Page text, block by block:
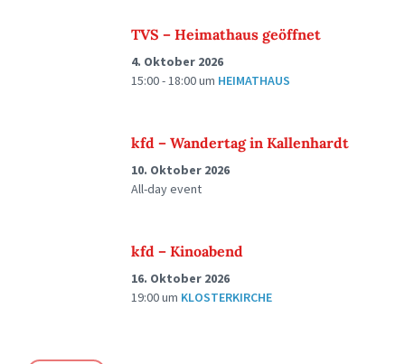
TVS – Heimathaus geöffnet
4. Oktober 2026
15:00 - 18:00um HEIMATHAUS
kfd – Wandertag in Kallenhardt
10. Oktober 2026
All-day event
kfd – Kinoabend
16. Oktober 2026
19:00um KLOSTERKIRCHE